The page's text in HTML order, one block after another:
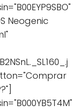
Neogenic